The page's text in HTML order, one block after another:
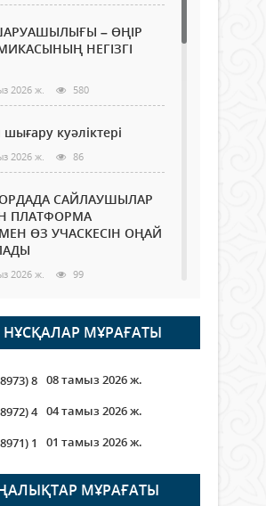
– ӨҢІР
НЕГІЗГІ
2026 ж. 580
шығару куәліктері
2026 ж. 86
САЙЛАУШЫЛАР
ПЛАТФОРМА
ӨЗ УЧАСКЕСІН ОҢАЙ
2026 ж. 99
Қызылорда облысы
департаменті 20
көрерменнің
қамтамасыз етті
2026 ж.
АРҚЫЛЫ ҚАЛАЙ
2026 ж. 276
НҰСҚАЛАР МҰРАҒАТЫ
8 08 тамыз 2026 ж.
4 04 тамыз 2026 ж.
1
01 тамыз 2026 ж.
МҰРАҒАТЫ